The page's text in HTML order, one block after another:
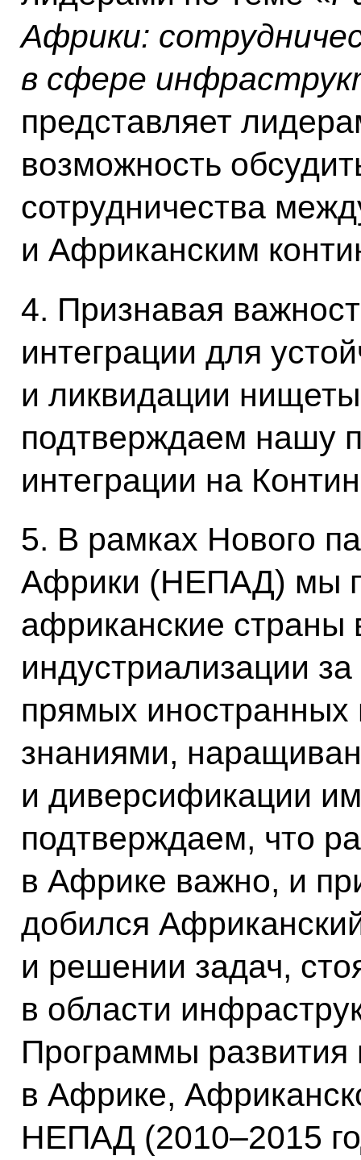
Африки:
в сфере
представляет
возможность
сотрудничества
и Африканским
4. Признавая
интеграции для
и ликвидации
подтверждаем нашу
интеграции на
5. В рамках Нового
Африки (НЕПАД) мы
африканские страны
индустриализации
прямых иностранных
знаниями,
и диверсификации
подтверждаем, что
в Африке важно, и
добился
и решении задач,
в области
Программы развития
в Африке,
НЕПАД (2010–2015